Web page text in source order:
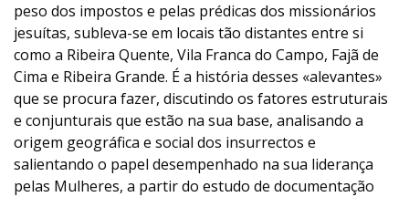
peso dos impostos e pelas prédicas dos missionários
jesuítas, subleva-se em locais tão distantes entre si
como a Ribeira Quente, Vila Franca do Campo, Fajã de
Cima e Ribeira Grande. É a história desses «alevantes»
que se procura fazer, discutindo os fatores estruturais
e conjunturais que estão na sua base, analisando a
origem geográfica e social dos insurrectos e
salientando o papel desempenhado na sua liderança
pelas Mulheres, a partir do estudo de documentação